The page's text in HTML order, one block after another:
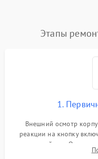
Этапы
1.
Внешний осмотр
реакции на кнопку
устройства. Оценка
лабораторного блока